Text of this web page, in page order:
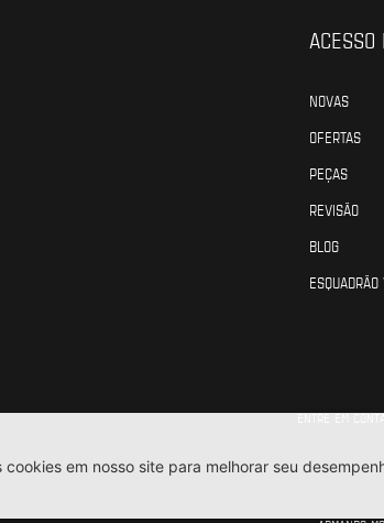
ACESSO
NOVAS
OFERTAS
PEÇAS
REVISÃO
BLOG
ENTRE EM